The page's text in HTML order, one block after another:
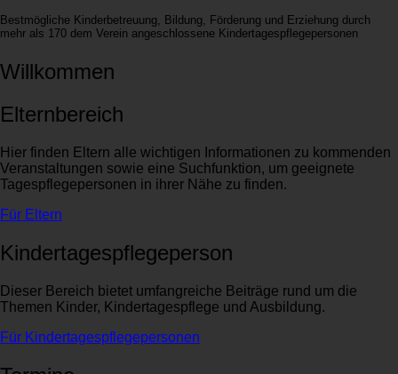
Bestmögliche Kinderbetreuung, Bildung, Förderung und Erziehung durch
mehr als 170 dem Verein angeschlossene Kindertagespflegepersonen
Willkommen
Elternbereich
Hier finden Eltern alle wichtigen Informationen zu kommenden
Veranstaltungen sowie eine Suchfunktion, um geeignete
Tagespflegepersonen in ihrer Nähe zu finden.
Für Eltern
Kindertagespflegeperson
Dieser Bereich bietet umfangreiche Beiträge rund um die
Themen Kinder, Kindertagespflege und Ausbildung.
Für Kindertagespflegepersonen